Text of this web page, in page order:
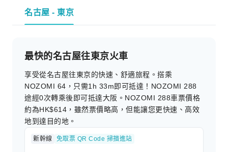
名古屋 - 東京
最快的名古屋往東京火車
享受從名古屋往東京的快速、舒適旅程。搭乘
NOZOMI 64，只需1h 33m即可抵達！NOZOMI 288
途經0次轉乘後即可抵達大阪。NOZOMI 288車票價格
約為HK$614，雖然票價略高，但能讓您更快速、高效
地到達目的地。
新幹線 免取票 QR Code 掃描進站